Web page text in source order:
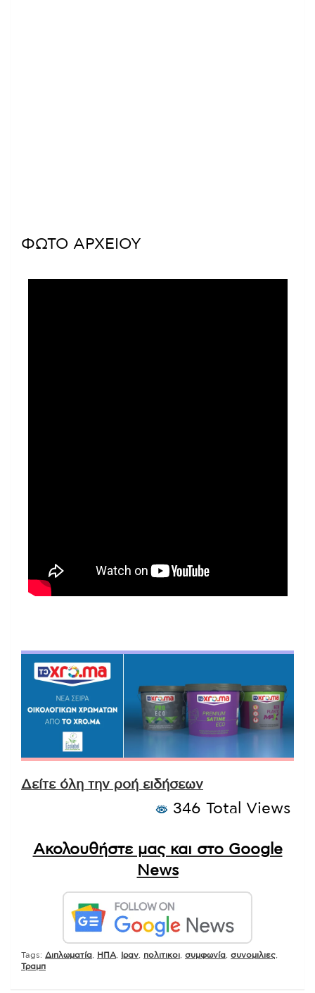
ΦΩΤΟ ΑΡΧΕΙΟΥ
Δείτε όλη την ροή ειδήσεων
346 Total Views
Ακολουθήστε μας και στο Google
News
Tags: Διπλωματία ΗΠΑ Ιραν πολιτικοι συμφωνία συνομιλιες
Τραμπ